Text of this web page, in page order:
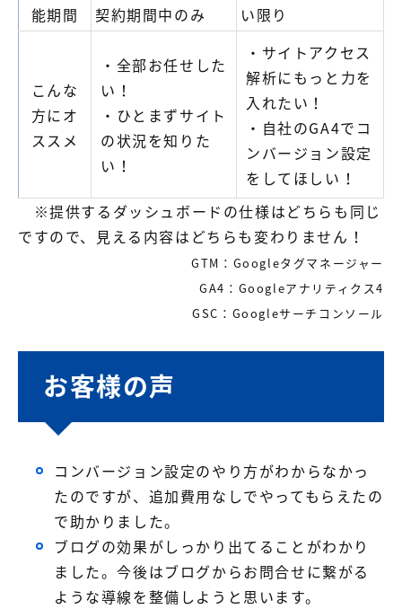
能期間 契約期間中のみ い限り
こんな
方にオ
ススメ
・全部お任せした
い！
・ひとまずサイト
の状況を知りた
い！
・サイトアクセス
解析にもっと力を
入れたい！
・自社のGA4でコ
ンバージョン設定
をしてほしい！
※提供するダッシュボードの仕様はどちらも同じ
ですので、見える内容はどちらも変わりません ！
GTM：Googleタグマネージャー
GA4：Googleアナリティクス4
GSC：Googleサーチコンソール
お客様の声
コンバージョン設定のやり方がわからなかっ
たのですが、追加費用なしでやってもらえたの
で助かりました。
ブログの効果がしっかり出てることがわかり
ました。今後はブログからお問合せに繋がる
ような導線を整備しようと思います。